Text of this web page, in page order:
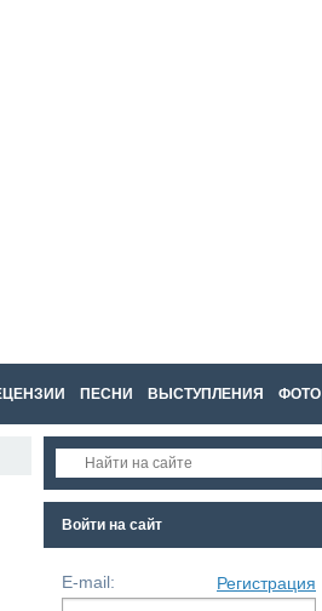
ПЕСНИ ВЫСТУПЛЕНИЯ ФОТО
RSSВойти на сайт
E-mail: Регистрация